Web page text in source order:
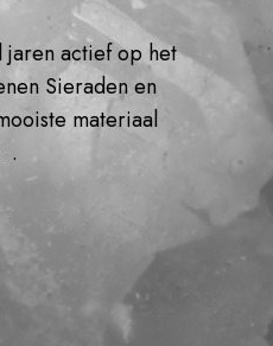
jaren actief op het
Sieraden en
materiaal
.